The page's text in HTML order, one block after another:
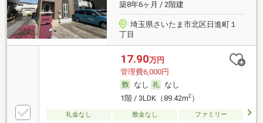
築8年6ヶ月 / 2階建
埼玉県さいたま市北区日進町１
丁目
17.90万円
管理費6,000円
なし
なし
1階 / 3LDK（89.42m2）
礼金なし 敷金なし
ファミリー